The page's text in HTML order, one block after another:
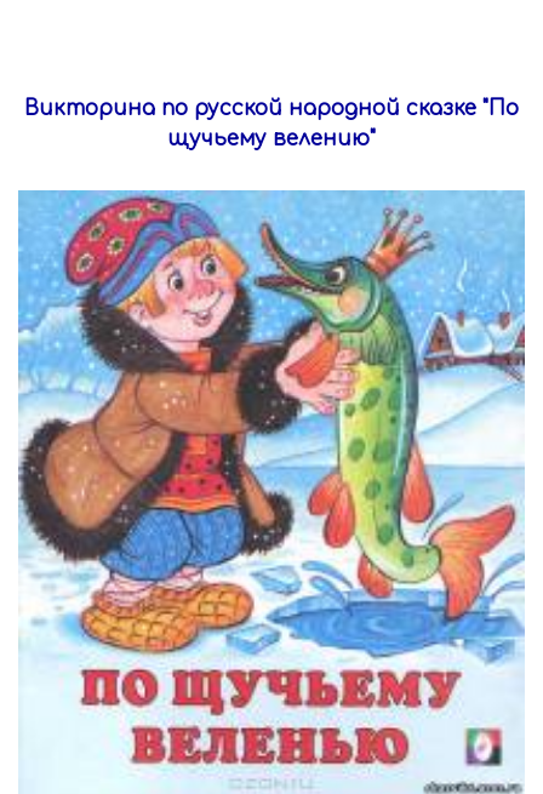
Викторина по русской народной сказке "По
щучьему велению"